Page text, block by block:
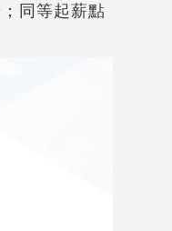
同等起薪點